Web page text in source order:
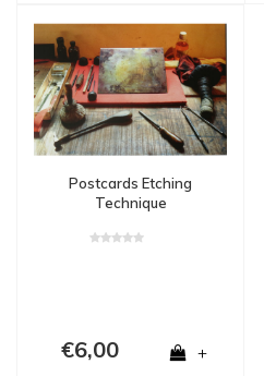
Postcards Etching
Technique
€6,00 +